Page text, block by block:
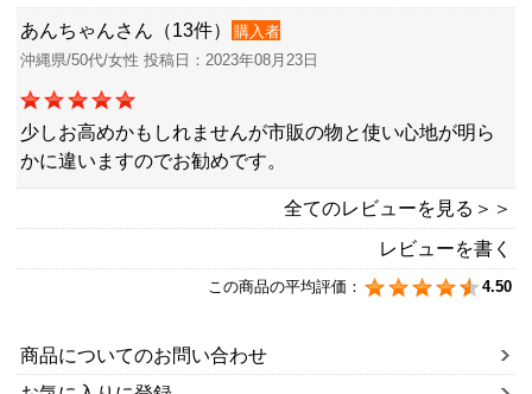
あんちゃんさん（13件）
購入者
沖縄県/50代/女性 投稿日：2023年08月23日
少しお高めかもしれませんが市販の物と使い心地が明ら
かに違いますのでお勧めです。
全てのレビューを見る＞＞
レビューを書く
この商品の平均評価： 4.50
商品についてのお問い合わせ